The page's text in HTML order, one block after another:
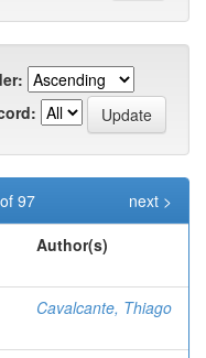
97
next >
Author(s)
Cavalcante, Thiago